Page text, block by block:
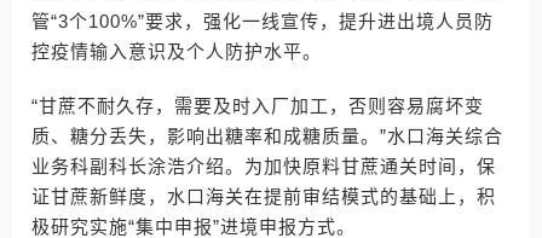
管“3个100%”要求，强化一线宣传，提升进出境人员防
控疫情输入意识及个人防护水平。
“甘蔗不耐久存，需要及时入厂加工，否则容易腐坏变
质、糖分丢失，影响出糖率和成糖质量。”水口海关综合
业务科副科长涂浩介绍。为加快原料甘蔗通关时间，保
证甘蔗新鲜度，水口海关在提前审结模式的基础上，积
极研究实施“集中申报”进境申报方式。